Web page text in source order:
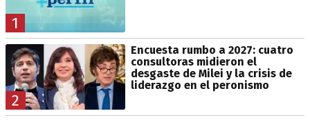
1
2
Encuesta rumbo a 2027: cuatro
consultoras midieron el
desgaste de Milei y la crisis de
liderazgo en el peronismo